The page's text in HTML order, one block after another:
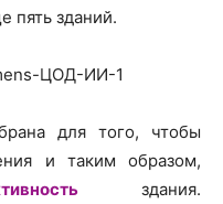
пять зданий.
для того, чтобы
и таким образом,
здания.